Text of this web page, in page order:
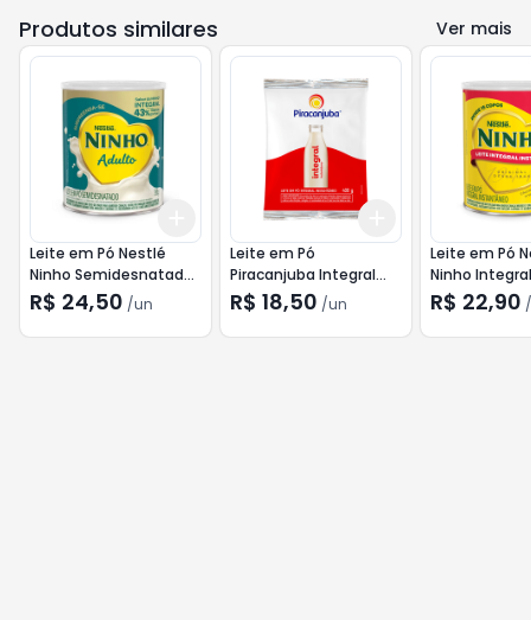
Produtos similares Ver mais
+10
Add
Leite em Pó Nestlé
Ninho Semidesnatado
Adulto 350g
R$ 24,50 /un
+10
Add
Leite em Pó
Piracanjuba Integral
400g
R$ 18,50 /un
Leite em Pó
Ninho Integral
Instantâneo
R$ 22,90 /